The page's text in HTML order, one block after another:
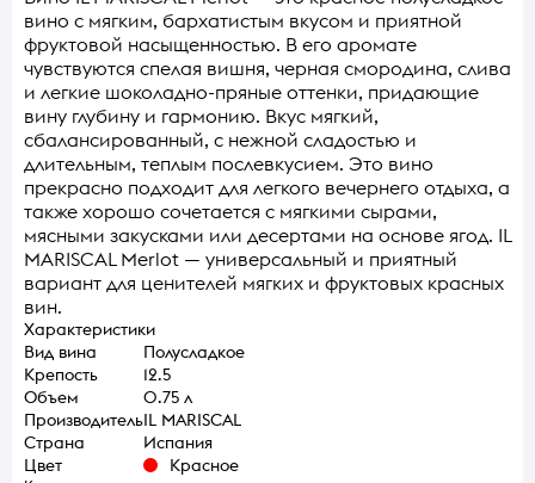
вино с мягким, бархатистым вкусом и приятной
фруктовой насыщенностью. В его аромате
чувствуются спелая вишня, черная смородина, слива
и легкие шоколадно-пряные оттенки, придающие
вину глубину и гармонию. Вкус мягкий,
сбалансированный, с нежной сладостью и
длительным, теплым послевкусием. Это вино
прекрасно подходит для легкого вечернего отдыха, а
также хорошо сочетается с мягкими сырами,
мясными закусками или десертами на основе ягод. IL
MARISCAL Merlot — универсальный и приятный
вариант для ценителей мягких и фруктовых красных
вин.
Характеристики
Вид вина
Полусладкое
Крепость
12.5
Объем
0.75 л
ПроизводительIL MARISCAL
Страна
Испания
Цвет
Красное